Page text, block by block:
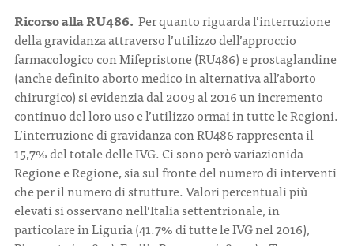
Ricorso alla RU486. Per quanto riguarda l’interruzione
della gravidanza attraverso l’utilizzo dell’approccio
farmacologico con Mifepristone (RU486) e prostaglandine
(anche definito aborto medico in alternativa all’aborto
chirurgico) si evidenzia dal 2009 al 2016 un incremento
continuo del loro uso e l’utilizzo ormai in tutte le Regioni.
L’interruzione di gravidanza con RU486 rappresenta il
15,7% del totale delle IVG. Ci sono però variazionida
Regione e Regione, sia sul fronte del numero di interventi
che per il numero di strutture. Valori percentuali più
elevati si osservano nell’Italia settentrionale, in
particolare in Liguria (41.7% di tutte le IVG nel 2016),